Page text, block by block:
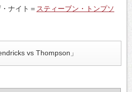
ナイト＝ スティーブン・トンプソ
vs Thompson」